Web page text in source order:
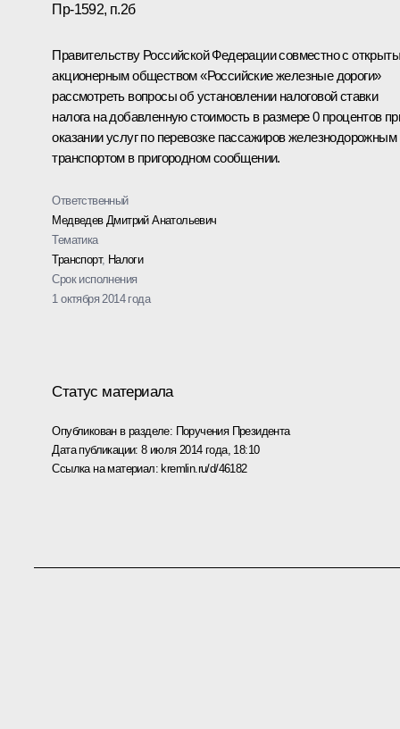
Пр-1592, п.2б
Правительству Российской Федерации совместно с
акционерным обществом «Российские железные дороги»
рассмотреть вопросы об установлении налоговой ставки
налога на добавленную стоимость в размере 0 процентов
оказании услуг по перевозке пассажиров железнодорожным
транспортом в пригородном сообщении.
Ответственный
Медведев Дмитрий Анатольевич
Тематика
Транспорт, Налоги
Срок исполнения
1 октября 2014 года
Статус материала
Опубликован в разделе: Поручения Президента
Дата публикации:8 июля 2014 года, 18:10
Ссылка на материал: kremlin.ru/d/46182